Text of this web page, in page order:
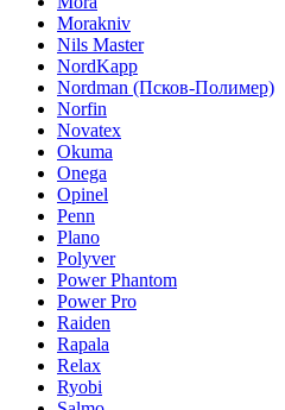
Morakniv
Nils Master
NordKapp
Nordman (Псков-Полимер)
Norfin
Novatex
Okuma
Onega
Opinel
Penn
Plano
Polyver
Power Phantom
Power Pro
Raiden
Rapala
Relax
Ryobi